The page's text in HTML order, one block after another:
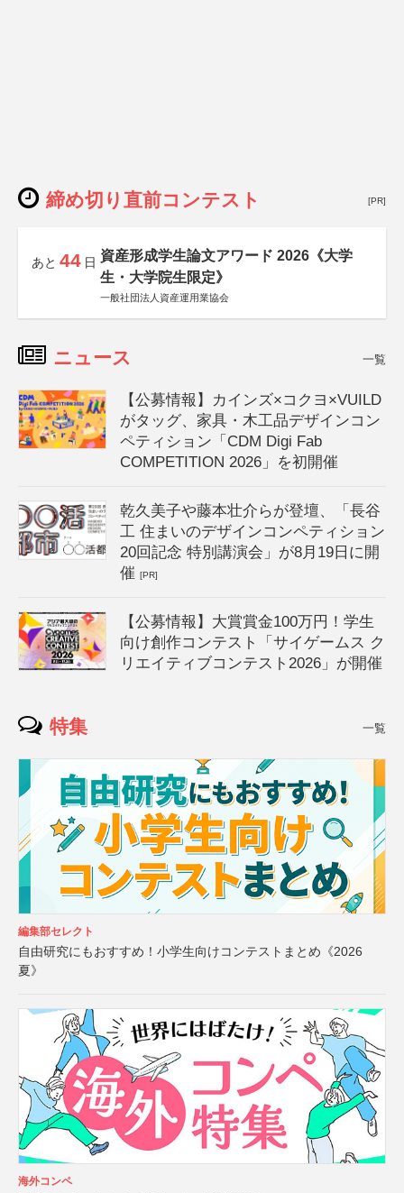
締め切り直前コンテスト [PR]
あと 44 日 資産形成学生論文アワード 2026《大学
生・大学院生限定》
一般社団法人資産運用業協会
ニュース 一覧
【公募情報】カインズ×コクヨ×VUILD
がタッグ、家具・木工品デザインコン
ペティション「CDM Digi Fab
COMPETITION 2026」を初開催
乾久美子や藤本壮介らが登壇、「長谷
工 住まいのデザインコンペティション
20回記念 特別講演会」が8月19日に開
催[PR]
【公募情報】大賞賞金100万円！学生
向け創作コンテスト「サイゲームス ク
リエイティブコンテスト2026」が開催
特集 一覧
編集部セレクト
自由研究にもおすすめ！小学生向けコンテストまとめ《2026
夏》
海外コンペ